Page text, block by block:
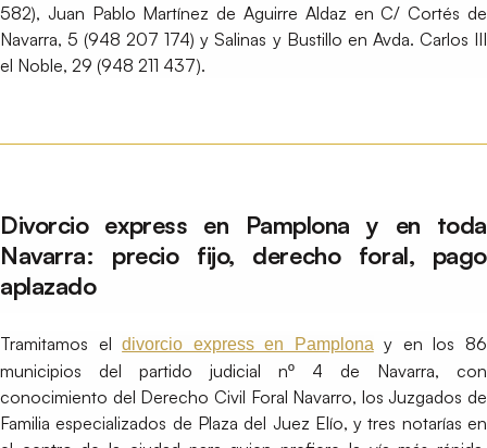
582), Juan Pablo Martínez de Aguirre Aldaz en C/ Cortés de
Navarra, 5 (948 207 174) y Salinas y Bustillo en Avda. Carlos III
el Noble, 29 (948 211 437).
Divorcio express en Pamplona y en toda
Navarra: precio fijo, derecho foral, pago
aplazado
Tramitamos eldivorcio express en Pamplonay en los 86
municipios del partido judicial nº 4 de Navarra, con
conocimiento del Derecho Civil Foral Navarro, los Juzgados de
Familia especializados de Plaza del Juez Elío, y tres notarías en